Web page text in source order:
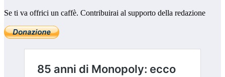
Se ti va offrici un caffè. Contribuirai al supporto della redazione